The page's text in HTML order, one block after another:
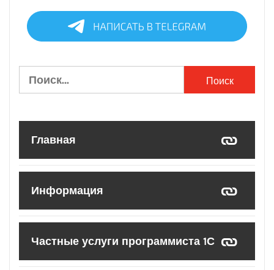
Найти:
Главная
Информация
Частные услуги программиста 1С